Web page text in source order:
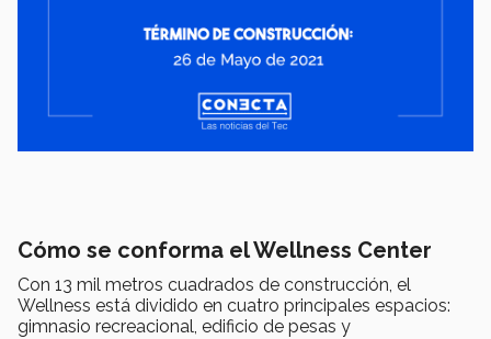
Cómo se conforma el Wellness Center
Con 13 mil metros cuadrados de construcción, el
Wellness está dividido en cuatro principales espacios:
gimnasio recreacional, edificio de pesas y